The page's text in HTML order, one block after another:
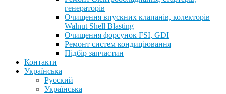
генераторів
Очищення впускних клапанів, колекторів
Walnut Shell Blasting
Очищення форсунок FSI, GDI
Ремонт систем кондиціювання
Підбір запчастин
Контакти
Українська
Русский
Українська